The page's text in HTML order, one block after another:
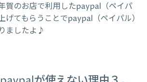
賀のお店で利用したpaypal（ペイパ
げてもらうことでpaypal（ペイパル）
ましたよ♪